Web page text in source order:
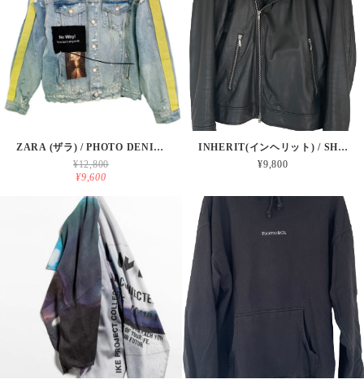
ZARA (ザラ) / PHOTO DENIM JAKET
¥12,800
¥9,600
INHERIT(インヘリット) / SHEEP SKIN LEATHER RYDERS JAKET
¥9,800